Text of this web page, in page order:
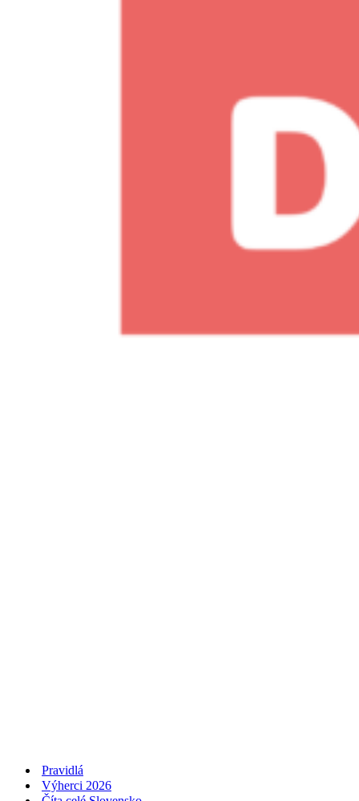
Pravidlá
Výherci 2026